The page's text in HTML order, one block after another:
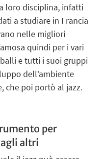
loro disciplina, infatti
a studiare in Francia
nelle migliori
quindi per i vari
e tutti i suoi gruppi
dell’ambiente
che poi portò al jazz.
per
altri